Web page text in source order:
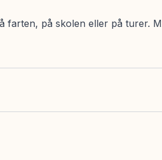
på skolen eller på turer.